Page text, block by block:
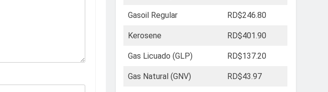
Gasoil Regular RD$246.80
Kerosene RD$401.90
Gas Licuado (GLP) RD$137.20
Gas Natural (GNV) RD$43.97